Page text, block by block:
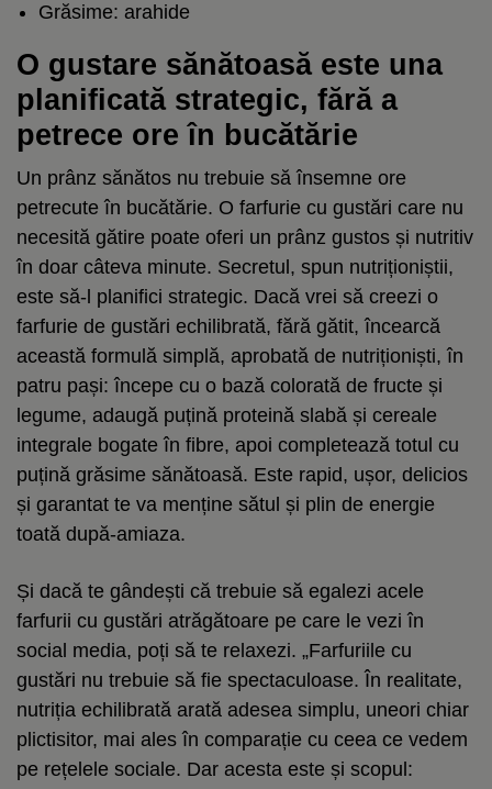
Grăsime: arahide
O gustare sănătoasă este una
planificată strategic, fără a
petrece ore în bucătărie
Un prânz sănătos nu trebuie să însemne ore
petrecute în bucătărie. O farfurie cu gustări care nu
necesită gătire poate oferi un prânz gustos și nutritiv
în doar câteva minute. Secretul, spun nutriționiștii,
este să-l planifici strategic. Dacă vrei să creezi o
farfurie de gustări echilibrată, fără gătit, încearcă
această formulă simplă, aprobată de nutriționiști, în
patru pași: începe cu o bază colorată de fructe și
legume, adaugă puțină proteină slabă și cereale
integrale bogate în fibre, apoi completează totul cu
puțină grăsime sănătoasă. Este rapid, ușor, delicios
și garantat te va menține sătul și plin de energie
toată după-amiaza.
Și dacă te gândești că trebuie să egalezi acele
farfurii cu gustări atrăgătoare pe care le vezi în
social media, poți să te relaxezi. „Farfuriile cu
gustări nu trebuie să fie spectaculoase. În realitate,
nutriția echilibrată arată adesea simplu, uneori chiar
plictisitor, mai ales în comparație cu ceea ce vedem
pe rețelele sociale. Dar acesta este și scopul: